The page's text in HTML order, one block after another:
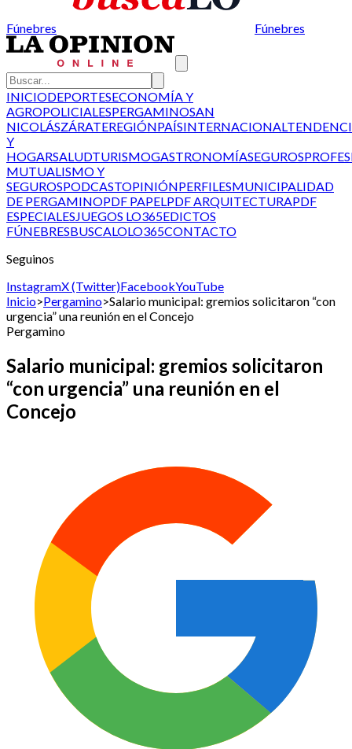
Fúnebres Fúnebres
INICIODEPORTESECONOMÍA Y
AGROPOLICIALESPERGAMINOSAN
NICOLÁSZÁRATEREGIÓNPAÍSINTERNACIONAL
Y
HOGARSALUDTURISMOGASTRONOMÍASEGUROS
MUTUALISMO Y
SEGUROSPODCASTOPINIÓNPERFILESMUNICIPALIDAD
DE PERGAMINOPDF PAPELPDF ARQUITECTURAPDF
ESPECIALESJUEGOS LO365EDICTOS
FÚNEBRESBUSCALOLO365CONTACTO
Seguinos
InstagramX (Twitter)FacebookYouTube
Inicio>Pergamino>Salario municipal: gremios solicitaron “con
urgencia” una reunión en el Concejo
Pergamino
Salario municipal: gremios solicitaron
“con urgencia” una reunión en el
Concejo